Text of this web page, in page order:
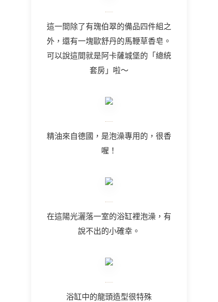
這一間除了有瑰伯翠的備品四件組之
外，還有一塊歐舒丹的馬鞭草香皂。
可以說這間就是阿卡薩城堡的「總統
套房」啦～
精油來自德國，是泡澡專用的，很香
喔！
在這陽光灑落一室的浴缸裡泡澡，有
說不出的小確幸。
浴缸中的龍頭造型很特殊